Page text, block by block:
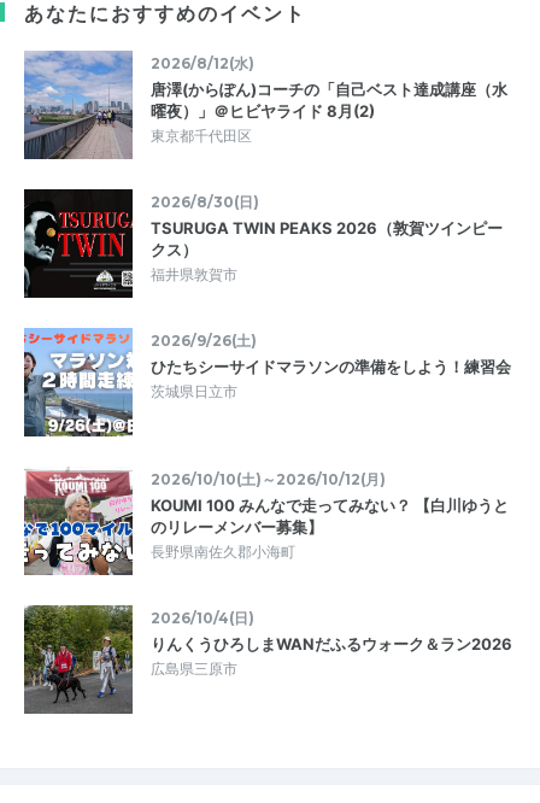
あなたにおすすめのイベント
2026/8/12(水)
唐澤(からぽん)コーチの「自己ベスト達成講座（水
曜夜）」＠ヒビヤライド 8月(2)
東京都千代田区
2026/8/30(日)
TSURUGA TWIN PEAKS 2026（敦賀ツインピー
クス）
福井県敦賀市
2026/9/26(土)
ひたちシーサイドマラソンの準備をしよう！練習会
茨城県日立市
2026/10/10(土)～2026/10/12(月)
KOUMI 100 みんなで走ってみない？ 【白川ゆうと
のリレーメンバー募集】
長野県南佐久郡小海町
2026/10/4(日)
りんくうひろしまWANだふるウォーク＆ラン2026
広島県三原市